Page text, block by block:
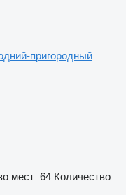
пригородный
мест 64 Количество